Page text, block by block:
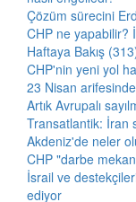
Çözüm sürecini
CHP ne yapabilir?
Haftaya Bakış
CHP'nin yeni yol
23 Nisan
Artık Avrupalı
Transatlantik: İran
Akdeniz'de neler
CHP "darbe
İsrail ve
ediyor